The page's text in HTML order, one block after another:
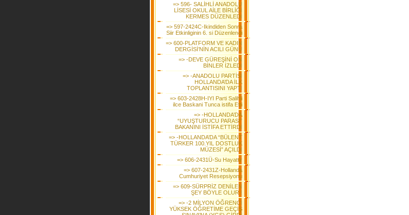
=> 596- SALİHLİ ANADOLU
LİSESİ OKUL AİLE BİRLİĞİ
KERMES DÜZENLEDİ
=> 597-2424C-Ikindiden Sonra
Siir Etkinliginin 6. si Düzenlendi
=> 600-PLATFORM VE KADIN
DERGİSİ’NİN ACILI GÜNÜ
=> -DEVE GÜREŞİNİ ON
BİNLER İZLEDİ
=> -ANADOLU PARTİSİ
HOLLANDA’DA İLK
TOPLANTISINI YAPTI
=> 603-2428H-IYI Parti Salihli
ilce Baskani Tunca istifa Etti
=> -HOLLANDA’DA
“UYUŞTURUCU PARASI”
BAKANINI İSTİFA ETTİRDİ
=> -HOLLANDA’DA “BÜLENT
TÜRKER 100.YIL DOSTLUK
MÜZESİ” AÇILDI
=> 606-2431Ü-Su Hayattir
=> 607-2431Z-Hollanda
Cumhuriyet Resepsiyonu
=> 609-SÜRPRİZ DENİLEN
ŞEY BÖYLE OLUR !
=> -2 MİLYON ÖĞRENCİ
YÜKSEK ÖĞRETİME GEÇİŞ